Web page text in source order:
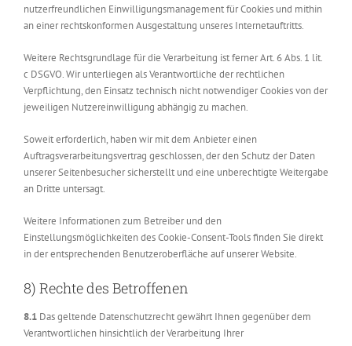
nutzerfreundlichen Einwilligungsmanagement für Cookies und mithin
an einer rechtskonformen Ausgestaltung unseres Internetauftritts.
Weitere Rechtsgrundlage für die Verarbeitung ist ferner Art. 6 Abs. 1 lit.
c DSGVO. Wir unterliegen als Verantwortliche der rechtlichen
Verpflichtung, den Einsatz technisch nicht notwendiger Cookies von der
jeweiligen Nutzereinwilligung abhängig zu machen.
Soweit erforderlich, haben wir mit dem Anbieter einen
Auftragsverarbeitungsvertrag geschlossen, der den Schutz der Daten
unserer Seitenbesucher sicherstellt und eine unberechtigte Weitergabe
an Dritte untersagt.
Weitere Informationen zum Betreiber und den
Einstellungsmöglichkeiten des Cookie-Consent-Tools finden Sie direkt
in der entsprechenden Benutzeroberfläche auf unserer Website.
8) Rechte des Betroffenen
8.1 Das geltende Datenschutzrecht gewährt Ihnen gegenüber dem
Verantwortlichen hinsichtlich der Verarbeitung Ihrer